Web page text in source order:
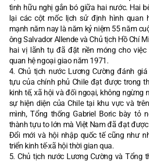
tình hữu nghị gắn bó giữa hai nước. Hai
lại các cột mốc lịch sử định hình quan
mạnh năm nay là năm kỷ niệm 55 năm
ông Salvador Allende và Chủ tịch Hồ Chí
hai vị lãnh tụ đã đặt nền móng cho
quan hệ ngoại giao năm 1971.
4. Chủ tịch nước Lương Cường đánh
tựu của chính phủ Chile đạt được trong
kinh tế, xã hội và đối ngoại, không ngừng
sự hiện diện của Chile tại khu vực và
mình, Tổng thống Gabriel Boric bày tỏ
thành tựu to lớn mà Việt Nam đã đạt
Đổi mới và hội nhập quốc tế cũng như
triển kinh tế-xã hội thời gian qua.
5. Chủ tịch nước Lương Cường và Tổng